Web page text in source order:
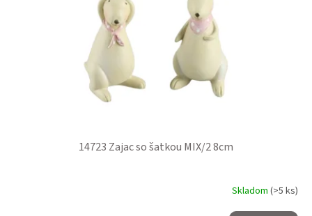
14723 Zajac so šatkou MIX/2 8cm
Skladom (>5 ks)